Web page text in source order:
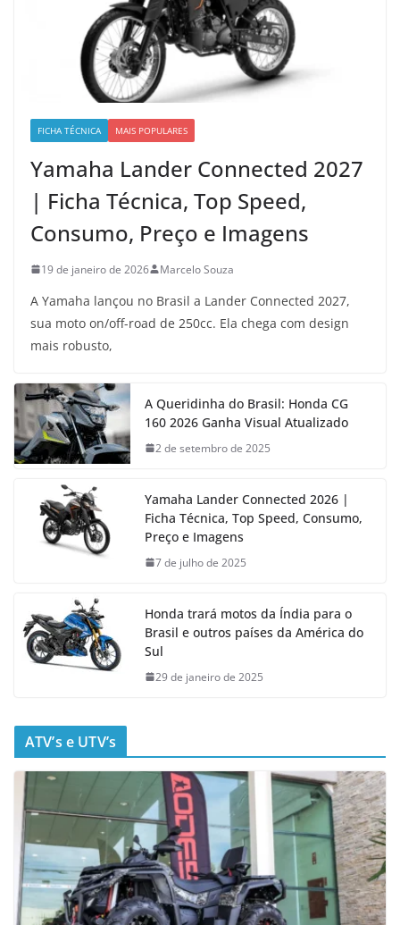
FICHA TÉCNICA MAIS POPULARES
Yamaha Lander Connected 2027
| Ficha Técnica, Top Speed,
Consumo, Preço e Imagens
19 de janeiro de 2026 Marcelo Souza
A Yamaha lançou no Brasil a Lander Connected 2027,
sua moto on/off-road de 250cc. Ela chega com design
mais robusto,
A Queridinha do Brasil: Honda CG
160 2026 Ganha Visual Atualizado
2 de setembro de 2025
Yamaha Lander Connected 2026 |
Ficha Técnica, Top Speed, Consumo,
Preço e Imagens
7 de julho de 2025
Honda trará motos da Índia para o
Brasil e outros países da América do
Sul
29 de janeiro de 2025
ATV’s e UTV’s